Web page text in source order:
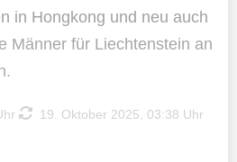
in Hongkong und neu auch
Männer für Liechtenstein an
19. Oktober 2025, 03:38 Uhr